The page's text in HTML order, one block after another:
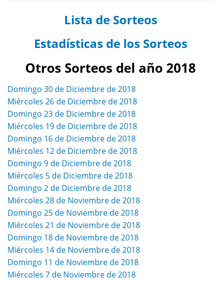
Lista de Sorteos
Estadísticas de los Sorteos
Otros Sorteos del año 2018
Domingo 30 de Diciembre de 2018
Miércoles 26 de Diciembre de 2018
Domingo 23 de Diciembre de 2018
Miércoles 19 de Diciembre de 2018
Domingo 16 de Diciembre de 2018
Miércoles 12 de Diciembre de 2018
Domingo 9 de Diciembre de 2018
Miércoles 5 de Diciembre de 2018
Domingo 2 de Diciembre de 2018
Miércoles 28 de Noviembre de 2018
Domingo 25 de Noviembre de 2018
Miércoles 21 de Noviembre de 2018
Domingo 18 de Noviembre de 2018
Miércoles 14 de Noviembre de 2018
Domingo 11 de Noviembre de 2018
Miércoles 7 de Noviembre de 2018